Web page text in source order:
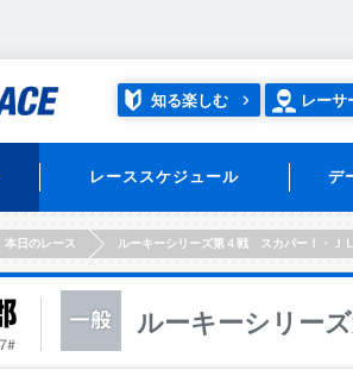
知る楽しむ レーサ
レーススケジュール デ
本日のレース ルーキーシリーズ第４戦 スカパー！・Ｊ
ルーキーシリー